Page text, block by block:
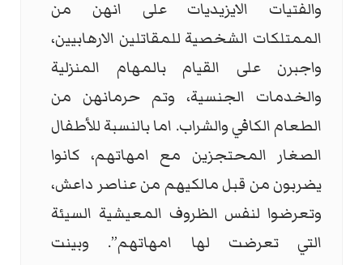
والفتيات الايزيديات على انهن من
الممتلكات الشخصية للمقاتلين الارهابيين،
واجبرن على القيام بالمهام المنزلية
والخدمات الجنسية، وتم حرمانهن من
الطعام الكافي والشراب. اما بالنسبة للأطفال
الصغار المحتجزين مع امهاتهم، كانوا
يضربون من قبل مالكيهم من عناصر داعش،
وتعرضوا لنفس الظروف المعيشية السيئة
التي تعرضت لها امهاتهم”. وبينت